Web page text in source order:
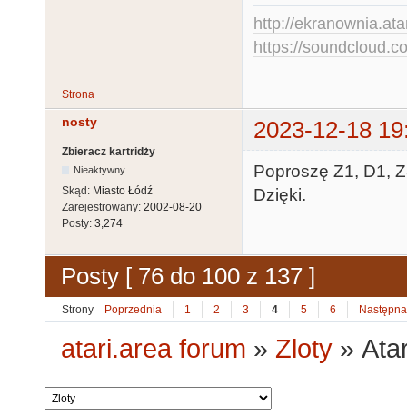
http://
https://
Strona
nosty 2023-12-18
Zbieracz kartridży
Nieaktywny
Skąd: Miasto Łódź
Zarejestrowany: 2002-08-20
Posty: 3,274
Poproszę Z1, D1,
Dzięki.
Posty [ 76 do 100 z 137 ]
Strony Poprzednia 1 2 3 4 5 6 Następna
atari.area forum » Zloty »